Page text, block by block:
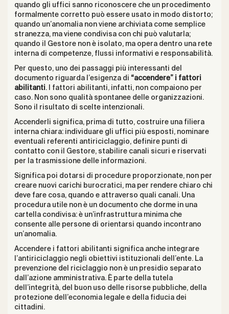
quando gli uffici sanno riconoscere che un procedimento
formalmente corretto può essere usato in modo distorto;
quando un’anomalia non viene archiviata come semplice
stranezza, ma viene condivisa con chi può valutarla;
quando il Gestore non è isolato, ma opera dentro una rete
interna di competenze, flussi informativi e responsabilità.
Per questo, uno dei passaggi più interessanti del
documento riguarda l’esigenza di “accendere” i fattori
abilitanti. I fattori abilitanti, infatti, non compaiono per
caso. Non sono qualità spontanee delle organizzazioni.
Sono il risultato di scelte intenzionali.
Accenderli significa, prima di tutto, costruire una filiera
interna chiara: individuare gli uffici più esposti, nominare
eventuali referenti antiriciclaggio, definire punti di
contatto con il Gestore, stabilire canali sicuri e riservati
per la trasmissione delle informazioni.
Significa poi dotarsi di procedure proporzionate, non per
creare nuovi carichi burocratici, ma per rendere chiaro chi
deve fare cosa, quando e attraverso quali canali. Una
procedura utile non è un documento che dorme in una
cartella condivisa: è un’infrastruttura minima che
consente alle persone di orientarsi quando incontrano
un’anomalia.
Accendere i fattori abilitanti significa anche integrare
l’antiriciclaggio negli obiettivi istituzionali dell’ente. La
prevenzione del riciclaggio non è un presidio separato
dall’azione amministrativa. È parte della tutela
dell’integrità, del buon uso delle risorse pubbliche, della
protezione dell’economia legale e della fiducia dei
cittadini.